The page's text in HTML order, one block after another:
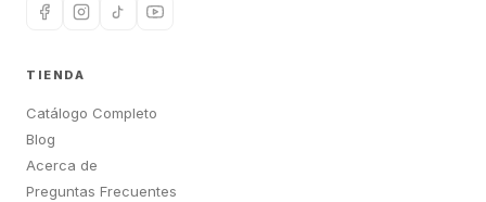
TIENDA
Catálogo Completo
Blog
Acerca de
Preguntas Frecuentes